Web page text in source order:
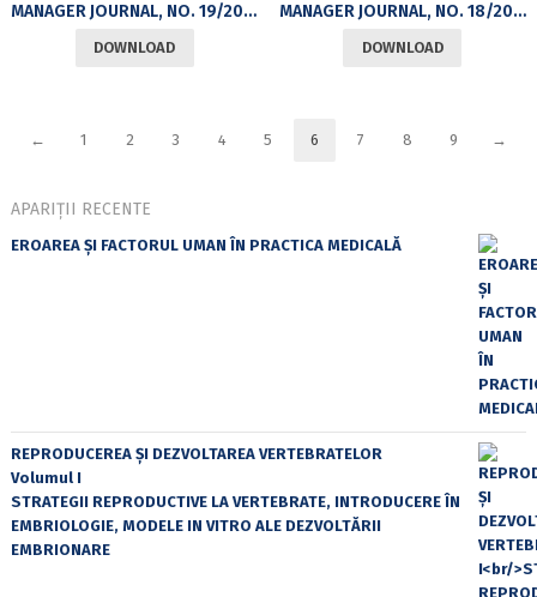
MANAGER JOURNAL, NO. 19/2014, NEW SERIES
DOWNLOAD
MANAGER JOURNAL, NO. 18/2013, NEW SERIES
DOWNLOAD
← 1 2 3 4 5 6 7 8 9 →
APARIȚII RECENTE
EROAREA ȘI FACTORUL UMAN ÎN PRACTICA MEDICALĂ
REPRODUCEREA ȘI DEZVOLTAREA VERTEBRATELOR
Volumul I
STRATEGII REPRODUCTIVE LA VERTEBRATE, INTRODUCERE ÎN
EMBRIOLOGIE, MODELE IN VITRO ALE DEZVOLTĂRII
EMBRIONARE